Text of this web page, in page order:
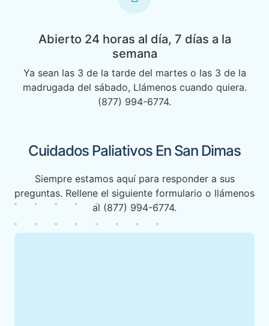
Abierto 24 horas al día, 7 días a la
semana
Ya sean las 3 de la tarde del martes o las 3 de la
madrugada del sábado, Llámenos cuando quiera.
(877) 994-6774.
Cuidados Paliativos En San Dimas
Siempre estamos aquí para responder a sus
preguntas. Rellene el siguiente formulario o llámenos
al (877) 994-6774.